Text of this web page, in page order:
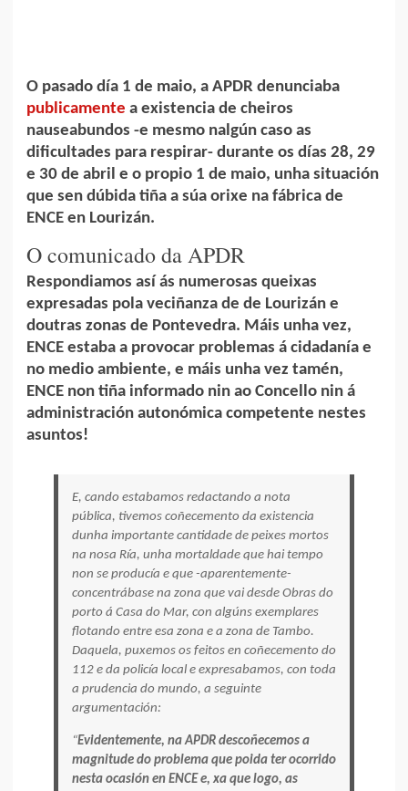
O pasado día 1 de maio, a APDR denunciaba
publicamente a existencia de cheiros
nauseabundos -e mesmo nalgún caso as
dificultades para respirar- durante os días 28, 29
e 30 de abril e o propio 1 de maio, unha situación
que sen dúbida tiña a súa orixe na fábrica de
ENCE en Lourizán.
O comunicado da APDR
Respondiamos así ás numerosas queixas
expresadas pola veciñanza de de Lourizán e
doutras zonas de Pontevedra. Máis unha vez,
ENCE estaba a provocar problemas á cidadanía e
no medio ambiente, e máis unha vez tamén,
ENCE non tiña informado nin ao Concello nin á
administración autonómica competente nestes
asuntos!
E, cando estabamos redactando a nota
pública, tivemos coñecemento da existencia
dunha importante cantidade de peixes mortos
na nosa Ría, unha mortaldade que hai tempo
non se producía e que -aparentemente-
concentrábase na zona que vai desde Obras do
porto á Casa do Mar, con algúns exemplares
flotando entre esa zona e a zona de Tambo.
Daquela, puxemos os feitos en coñecemento do
112 e da policía local e expresabamos, con toda
a prudencia do mundo, a seguinte
argumentación:
“Evidentemente, na APDR descoñecemos a
magnitude do problema que poida ter ocorrido
nesta ocasión en ENCE e, xa que logo, as